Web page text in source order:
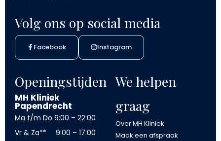
Volg ons op social media
Facebook Instagram
Openingstijden
MH Kliniek
Papendrecht
Ma t/m Do 9:00 – 22:00
Vr & Za**
9:00 – 17:00
We helpen
graag
Over MH Kliniek
Maak een afspraak